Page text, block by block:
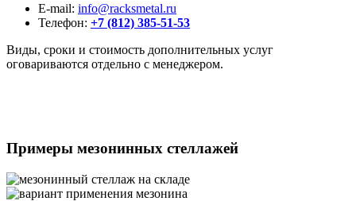
E-mail: info@racksmetal.ru
Телефон: +7 (812) 385-51-53
Виды, сроки и стоимость дополнительных услуг
оговариваются отдельно с менеджером.
Примеры мезонинных стеллажей